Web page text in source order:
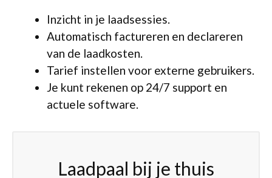
Inzicht in je laadsessies.
Automatisch factureren en declareren
van de laadkosten.
Tarief instellen voor externe gebruikers.
Je kunt rekenen op 24/7 support en
actuele software.
Laadpaal bij je thuis